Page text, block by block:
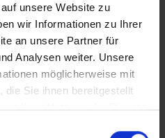
unsere Website zu
wir Informationen zu Ihrer
an unsere Partner für
Analysen weiter. Unsere
möglicherweise mit
die Sie ihnen bereitgestellt
Ihrer Nutzung der Dienste